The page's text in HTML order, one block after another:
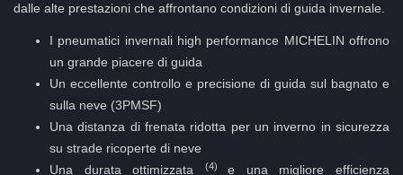
dalle alte prestazioni che affrontano condizioni di guida invernale.
I pneumatici invernali high performance MICHELIN offrono
un grande piacere di guida
Un eccellente controllo e precisione di guida sul bagnato e
sulla neve (3PMSF)
Una distanza di frenata ridotta per un inverno in sicurezza
su strade ricoperte di neve
Una durata ottimizzata
(4) e una migliore efficienza